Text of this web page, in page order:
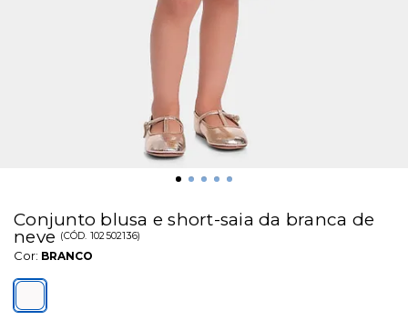
Conjunto blusa e short-saia da branca de
neve (CÓD. 102502136)
Cor: BRANCO